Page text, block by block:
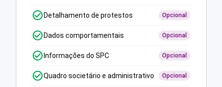
Detalhamento de protestos Opcional
Dados comportamentais Opcional
Informações do SPC Opcional
Quadro societário e administrativo Opcional